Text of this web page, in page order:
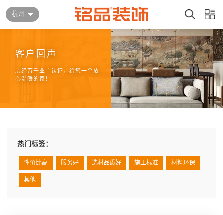
杭州
客户回声
历经万千业主认证，给您一个放
心温暖的家！
热门标签：
性价比高 服务好 选材品质好 施工标准 材料环保
其他